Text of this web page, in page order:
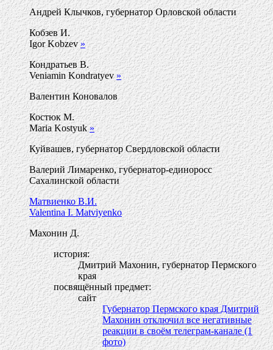
Андрей Клычков, губернатор Орловской области
Кобзев И.
Igor Kobzev»
Кондратьев В.
Veniamin Kondratyev»
Валентин Коновалов
Костюк М.
Maria Kostyuk»
Куйвашев, губернатор Свердловской области
Валерий Лимаренко, губернатор-единоросс
Сахалинской области
Матвиенко В.И.
Valentina I. Matviyenko
Махонин Д.
история:
Дмитрий Махонин, губернатор Пермского
края
посвящённый предмет:
сайт
Губернатор Пермского края Дмитрий
Махонин отключил все негативные
реакции в своём телеграм-канале (1
фото)